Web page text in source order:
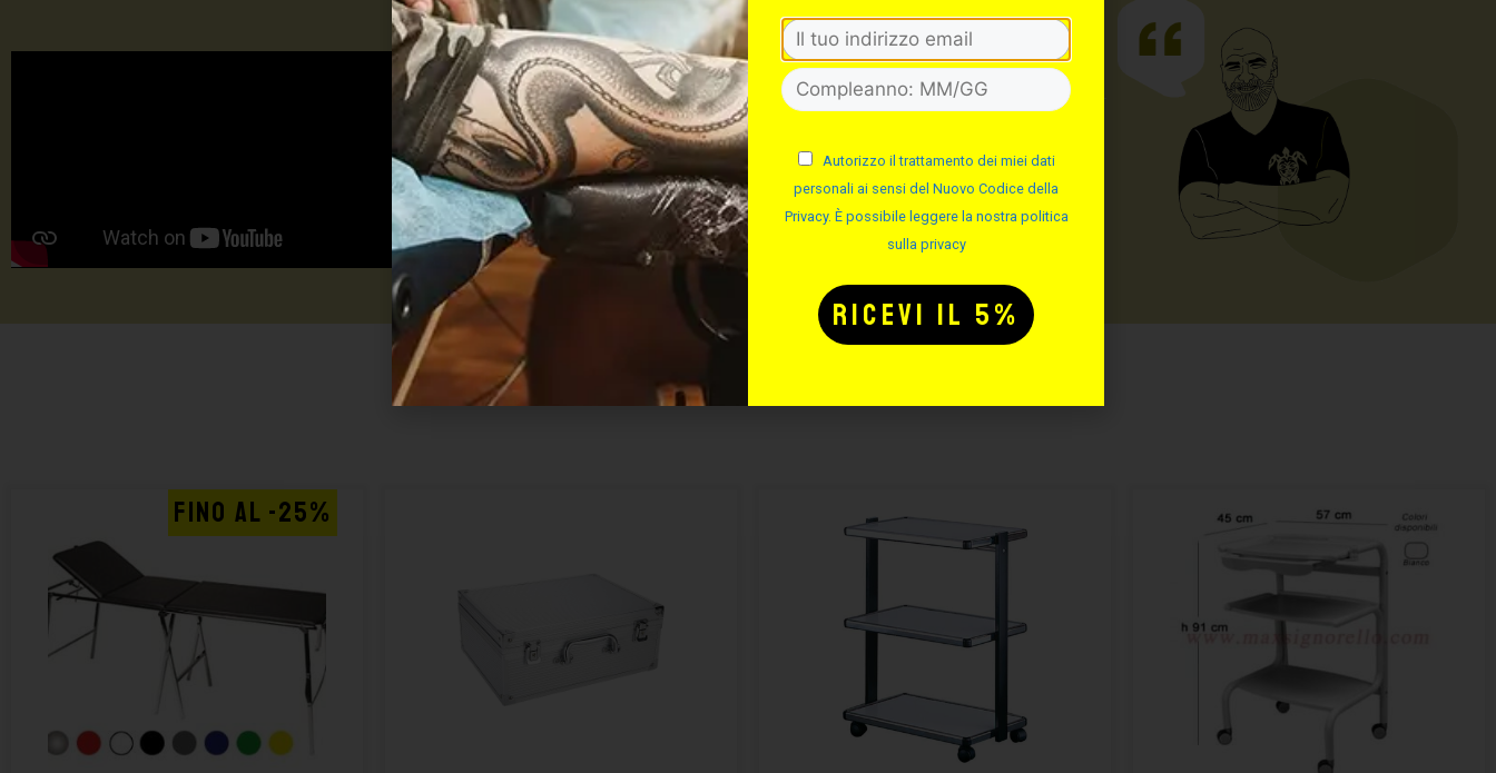
Max Signorello Tattoo Supply
TUTTO PER IL TUO
TATTOO STUDIO
Potrebbe interessarti anche:
FINO AL -25%
Autorizzo il trattamento dei miei dati
personali ai sensi del Nuovo Codice della
Privacy. È possibile leggere la nostra politica
sulla privacy